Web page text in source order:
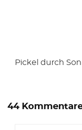
Pickel durch
44